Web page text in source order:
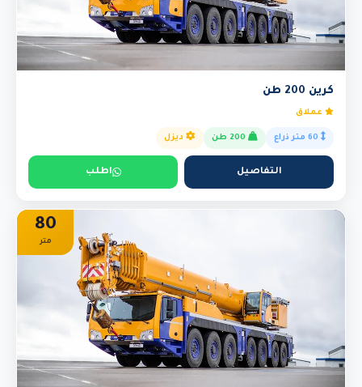
كرين 200 طن
عملاق
ديزل
التفاصيل اطلب
80
متر